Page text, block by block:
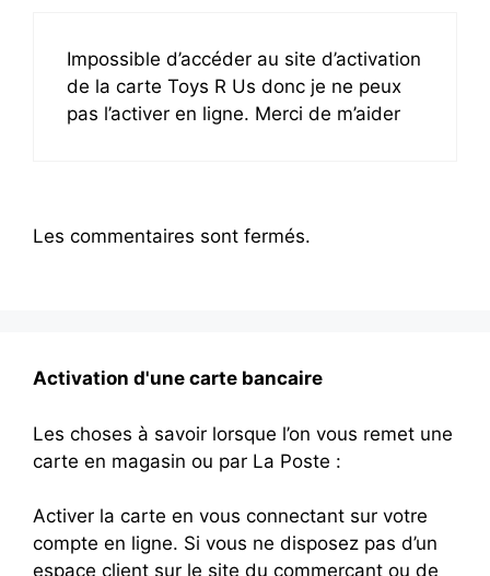
Impossible d’accéder au site d’activation
de la carte Toys R Us donc je ne peux
pas l’activer en ligne. Merci de m’aider
Les commentaires sont fermés.
Activation d'une carte bancaire
Les choses à savoir lorsque l’on vous remet une
carte en magasin ou par La Poste :
Activer la carte en vous connectant sur votre
compte en ligne. Si vous ne disposez pas d’un
espace client sur le site du commerçant ou de